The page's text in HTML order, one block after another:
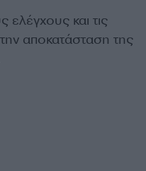
και τις
αποκατάσταση της